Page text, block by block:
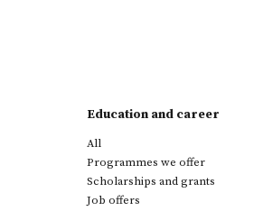
Education and career
All
Programmes we offer
Scholarships and grants
Job offers